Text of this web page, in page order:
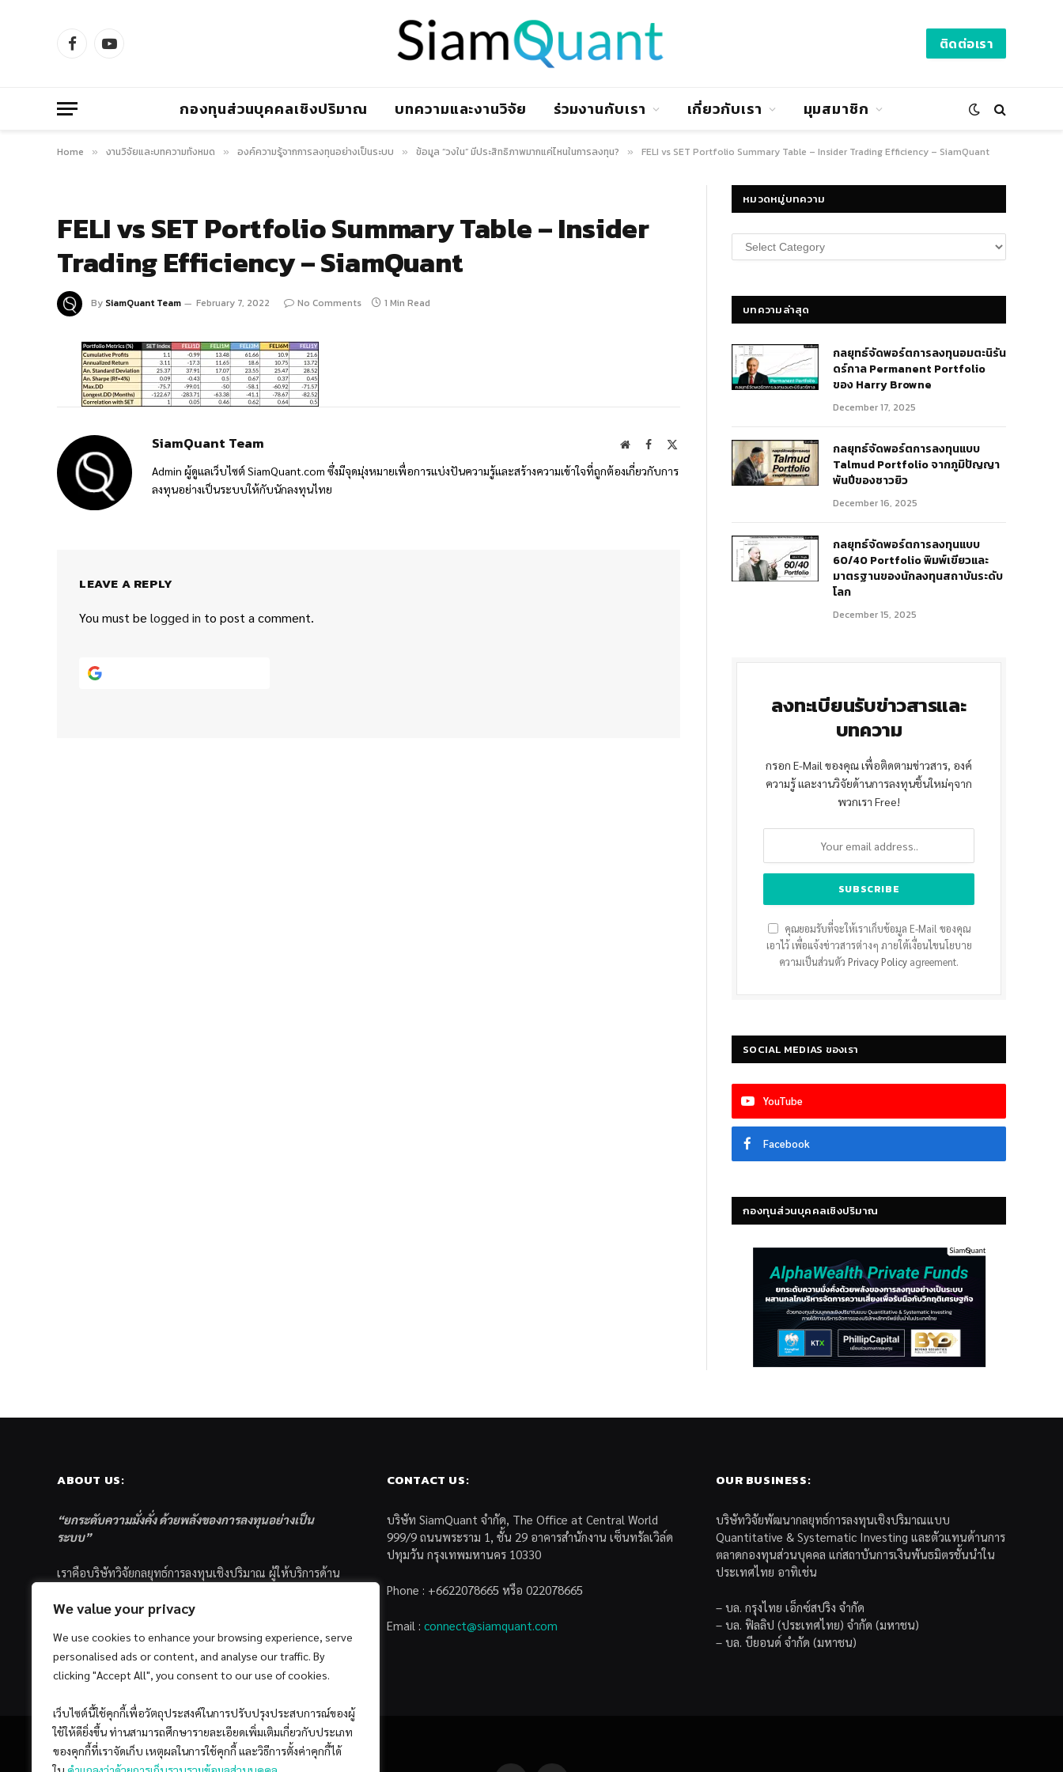
We value your privacy
We use cookies to enhance your browsing experience, serve
personalised ads or content, and analyse our traffic. By
clicking "Accept All", you consent to our use of cookies.
เว็บไซต์นี้ใช้คุกกี้เพื่อวัตถุประสงค์ในการปรับปรุงประสบการณ์ของผู้
ใช้ให้ดียิ่งขึ้น ท่านสามารถศึกษารายละเอียดเพิ่มเติมเกี่ยวกับประเภท
ของคุกกี้ที่เราจัดเก็บ เหตุผลในการใช้คุกกี้ และวิธีการตั้งค่าคุกกี้ได้
FacebookYouTube ติดต่อเรา
กองทุนส่วนบุคคลเชิงปริมาณ บทความและงานวิจัย ร่วมงานกับเรา เกี่ยวกับเรา มุมสมาชิก
Home » งานวิจัยและบทความทั้งหมด » องค์ความรู้จากการลงทุนอย่างเป็นระบบ » ข้อมูล “วงใน” มีประสิทธิภาพมากแค่ไหนในการลงทุน? » FELI vs SET Portfolio Summary Table – Insider Trading Efficiency – SiamQuant
FELI vs SET Portfolio Summary Table – Insider
Trading Efficiency – SiamQuant
By SiamQuant Team February 7, 2022 No Comments 1 Min Read
SiamQuant Team WebsiteFacebook
Admin ผู้ดูแลเว็บไซต์ SiamQuant.com ซึ่งมีจุดมุ่งหมายเพื่อการแบ่งปันความรู้และสร้างความเข้าใจที่ถูกต้องเกี่ยวกับการ
ลงทุนอย่างเป็นระบบให้กับนักลงทุนไทย
LEAVE A REPLY
You must be logged in to post a comment.
หมวดหมู่บทความ
หมวด
หมู่
บทความล่าสุด
กลยุทธ์​จัดพอร์ตการลงทุนอมตะนิรัน
ดร์กาล Permanent Portfolio
ของ Harry Browne
December 17, 2025
กลยุทธ์จัดพอร์ตการลงทุนแบบ
Talmud Portfolio จากภูมิปัญญา
พันปีของชาวยิว
December 16, 2025
กลยุทธ์จัดพอร์ตการลงทุนแบบ
60/40 Portfolio พิมพ์เขียวและ
มาตรฐานของนักลงทุนสถาบันระดับ
โลก
December 15, 2025
ลงทะเบียนรับข่าวสารและ
บทความ
กรอก E-Mail ของคุณ เพื่อติดตามข่าวสาร, องค์
ความรู้ และงานวิจัยด้านการลงทุนชิ้นใหม่ๆจาก
พวกเรา Free!
คุณยอมรับที่จะให้เราเก็บข้อมูล E-Mail ของคุณ
เอาไว้ เพื่อแจ้งข่าวสารต่างๆ ภายใต้เงื่อนไขนโยบาย
ความเป็นส่วนตัว Privacy Policy agreement.
SOCIAL MEDIAS ของเรา
YouTube
Facebook
กองทุนส่วนบุคคลเชิงปริมาณ
ABOUT US:
“ยกระดับความมั่งคั่ง ด้วยพลังของการลงทุนอย่างเป็น
ระบบ”
เราคือบริษัทวิจัยกลยุทธ์การลงทุนเชิงปริมาณ ผู้ให้บริการด้าน
ส่วนบุคคล ซึ่งมีเป้าหมายที่จะช่วยเหลือให้นักลงทุนไทย
ด้วยแนวคิดและกระบวนการลงทุนอย่างเป็นระบบแบบ
Quantitative & Systematic Investing
CONTACT US:
บริษัท SiamQuant จำกัด, The Office at Central World
999/9 ถนนพระราม 1, ชั้น 29 อาคารสำนักงาน เซ็นทรัลเวิล์ด
ปทุมวัน กรุงเทพมหานคร 10330
Phone : +6622078665 หรือ 022078665
Email : connect@siamquant.com
OUR BUSINESS:
บริษัทวิจัยพัฒนากลยุทธ์การลงทุนเชิงปริมาณแบบ
Quantitative & Systematic Investing และตัวแทนด้านการ
ตลาดกองทุนส่วนบุคคล แก่สถาบันการเงินพันธมิตรชั้นนำใน
ประเทศไทย อาทิเช่น
– บล. กรุงไทย เอ็กซ์สปริง จำกัด
– บล. ฟิลลิป (ประเทศไทย) จำกัด (มหาชน)
– บล. บียอนด์ จำกัด (มหาชน)